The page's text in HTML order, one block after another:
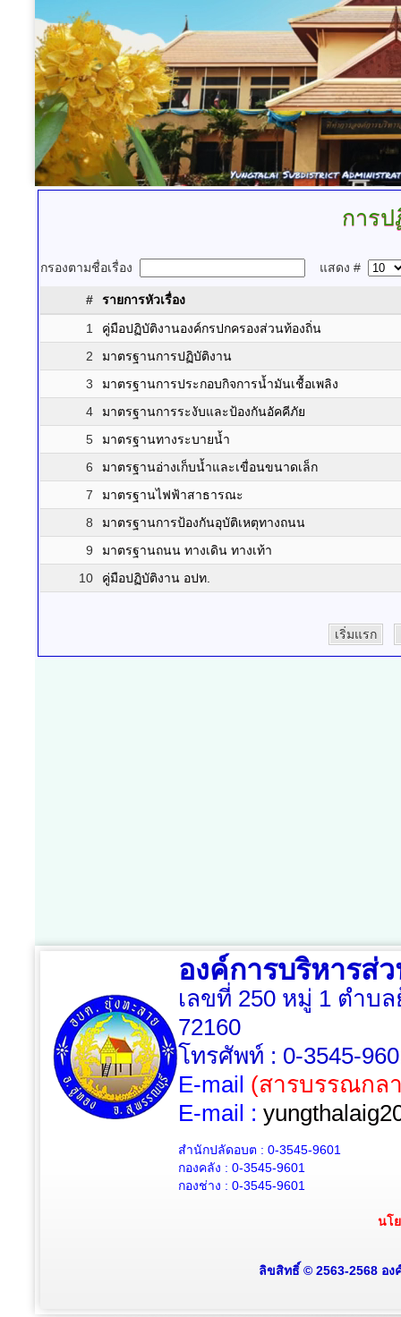
การป
กรองตามชื่อเรื่อง แสดง #
#
รายการหัวเรื่อง
1
คู่มือปฏิบัติงานองค์กรปกครองส่วนท้องถิ่น
2
มาตรฐานการปฏิบัติงาน
3
มาตรฐานการประกอบกิจการน้ำมันเชื้อเพลิง
4
มาตรฐานการระงับและป้องกันอัคคีภัย
5
มาตรฐานทางระบายน้ำ
6
มาตรฐานอ่างเก็บน้ำและเขื่อนขนาดเล็ก
7
มาตรฐานไฟฟ้าสาธารณะ
8
มาตรฐานการป้องกันอุบัติเหตุทางถนน
9
มาตรฐานถนน ทางเดิน ทางเท้า
10
คู่มือปฏิบัติงาน อปท.
เริ่มแรก
องค์การบริหารส่
เลขที่ 250 หมู่ 1 ตำบ
72160
โทรศัพท์ : 0-3545-
E-mail (สารบรรณกล
E-mail :
สำนักปลัดอบต : 0-3545-9601
กองคลัง : 0-3545-9601
กองช่าง : 0-3545-9601
นโ
ลิขสิทธิ์ © 2563-2568 อ